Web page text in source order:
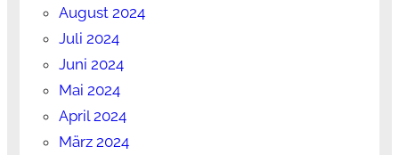
August 2024
Juli 2024
Juni 2024
Mai 2024
April 2024
März 2024